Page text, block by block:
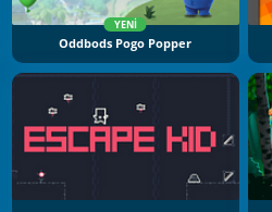
YENI
Oddbods Pogo Popper